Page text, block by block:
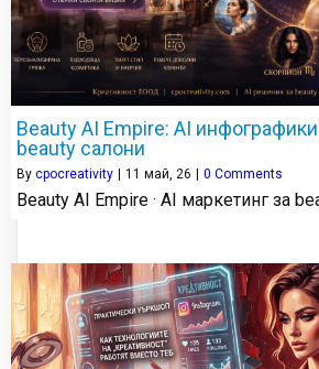
Beauty AI Empire: AI
beauty салони
By cpocreativity 11 май, 26 0 Comments
Beauty AI Empire · AI маркетинг за